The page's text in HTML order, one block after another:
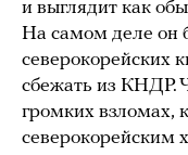
и выглядит как
На самом деле он
северокорейских
сбежать из КНДР.
громких взломах,
северокорейским